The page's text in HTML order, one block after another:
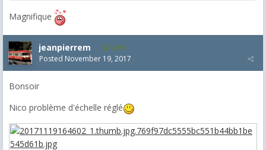
Magnifique
jeanpierrem 5,986
Posted November 19, 2017
Bonsoir
Nico problème d'échelle réglé